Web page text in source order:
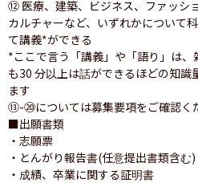
⑫ 医療、建築、ビジネス、ファッシ
カルチャーなど、いずれかについて
て講義*ができる
*ここで言う「講義」や「語り」は、
も30 分以上は話ができるほどの知識
ます
⑬-⑳については募集要項をご確認く
■出願書類
・志願票
・とんがり報告書(任意提出書類含む)
・成績、卒業に関する証明書